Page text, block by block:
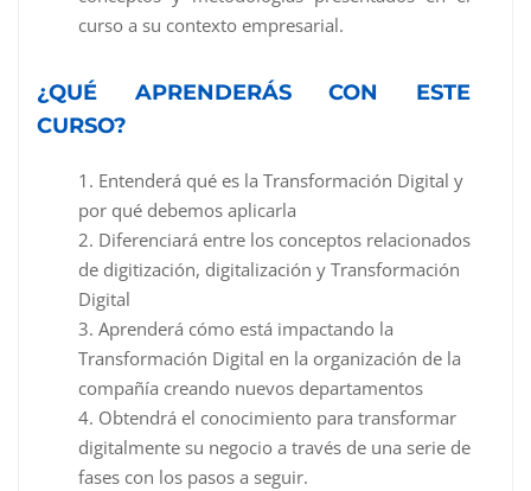
curso a su contexto empresarial.
¿QUÉ APRENDERÁS CON ESTE
CURSO?
Entenderá qué es la Transformación Digital y
por qué debemos aplicarla
Diferenciará entre los conceptos relacionados
de digitización, digitalización y Transformación
Digital
Aprenderá cómo está impactando la
Transformación Digital en la organización de la
compañía creando nuevos departamentos
Obtendrá el conocimiento para transformar
digitalmente su negocio a través de una serie de
fases con los pasos a seguir.